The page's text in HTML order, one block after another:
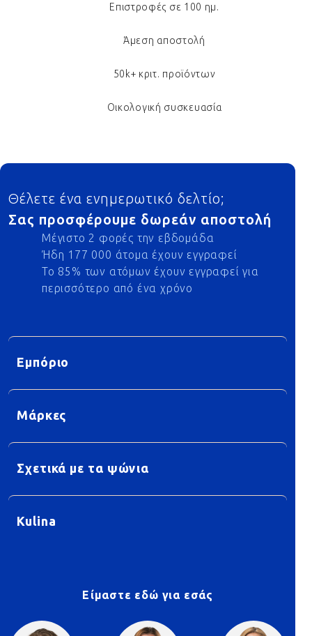
Επιστροφές σε 100 ημ.
Άμεση αποστολή
50k+ κριτ. προϊόντων
Οικολογική συσκευασία
Footer
Θέλετε ένα ενημερωτικό δελτίο;
Σας προσφέρουμε δωρεάν αποστολή
Μέγιστο 2 φορές την εβδομάδα
Ήδη 177 000 άτομα έχουν εγγραφεί
Το 85% των ατόμων έχουν εγγραφεί για
περισσότερο από ένα χρόνο
Εμπόριο
Μάρκες
Σχετικά με τα ψώνια
Kulina
Είμαστε εδώ για εσάς